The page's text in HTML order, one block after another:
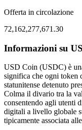
1, 05:33 AM
Offerta in circolazione
72,162,277,671.30
Informazioni su
USD Coin (USDC) è
significa che ogni token
statunitense detenuto
Colma il divario tra la
consentendo agli utenti
digitali a livello globale
tipicamente associata